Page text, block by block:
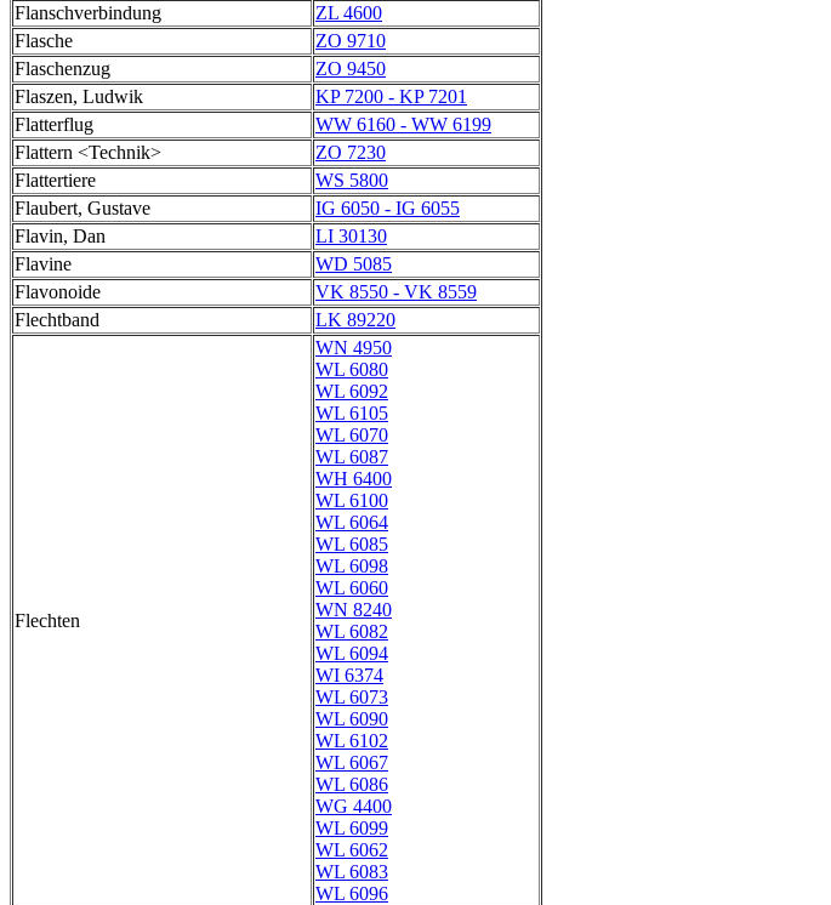
Flanschverbindung
ZL 4600
Flasche
ZO 9710
Flaschenzug
ZO 9450
Flaszen, Ludwik
KP 7200 - KP 7201
Flatterflug
WW 6160 - WW 6199
Flattern <Technik>
ZO 7230
Flattertiere
WS 5800
Flaubert, Gustave
IG 6050 - IG 6055
Flavin, Dan
LI 30130
Flavine
WD 5085
Flavonoide
VK 8550 - VK 8559
Flechtband
LK 89220
Flechten
WN 4950
WL 6080
WL 6092
WL 6105
WL 6070
WL 6087
WH 6400
WL 6100
WL 6064
WL 6085
WL 6098
WL 6060
WN 8240
WL 6082
WL 6094
WI 6374
WL 6073
WL 6090
WL 6102
WL 6067
WL 6086
WG 4400
WL 6099
WL 6062
WL 6083
WL 6096